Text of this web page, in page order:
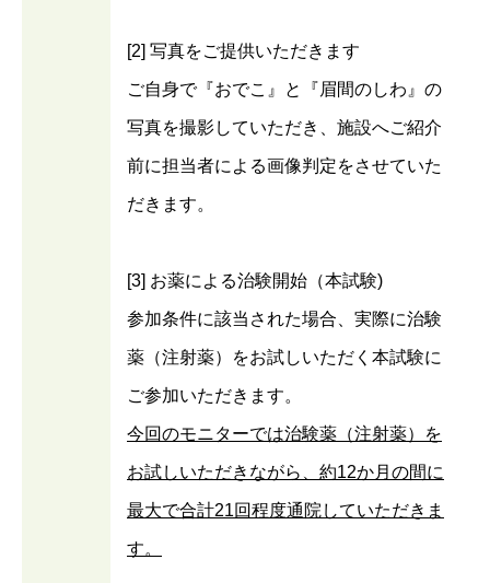
[2] 写真をご提供いただきます
ご自身で『おでこ』と『眉間のしわ』の
写真を撮影していただき、施設へご紹介
前に担当者による画像判定をさせていた
だきます。
[3] お薬による治験開始（本試験)
参加条件に該当された場合、実際に治験
薬（注射薬）をお試しいただく本試験に
ご参加いただきます。
今回のモニターでは治験薬（注射薬）を
お試しいただきながら、約12か月の間に
最大で合計21回程度通院していただきま
す。